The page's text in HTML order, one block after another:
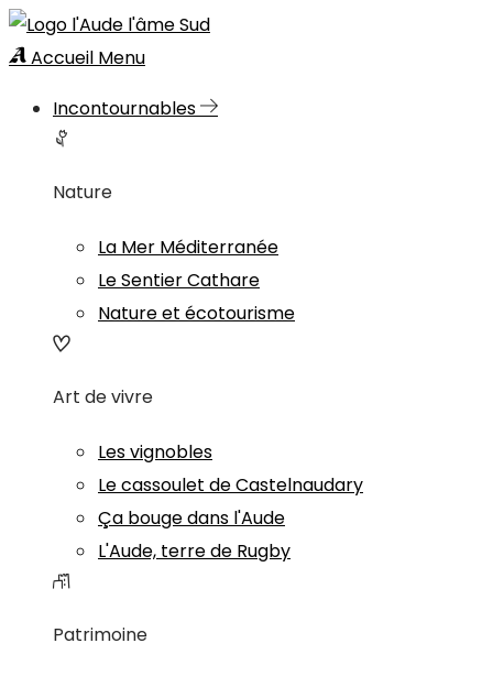
Accueil Menu
Incontournables
Nature
La Mer Méditerranée
Le Sentier Cathare
Nature et écotourisme
Art de vivre
Les vignobles
Le cassoulet de Castelnaudary
Ça bouge dans l'Aude
L'Aude, terre de Rugby
Patrimoine